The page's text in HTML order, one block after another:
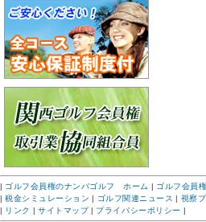
| ゴルフ会員権のナンバゴルフ ホーム | ゴルフ会員
|税金シミュレーション | ゴルフ関連ニュース | 視察
| リンク |サイトマップ| プライバシーポリシー |